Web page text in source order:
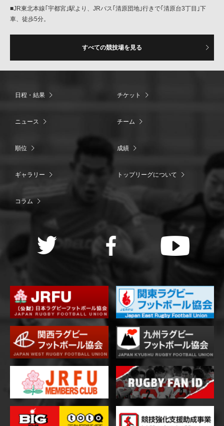
■JR東北本線｢宇都宮｣駅より、JRバス｢清原団地｣行きで｢清原台3丁目｣下
車、徒歩5分。
すべての競技場を見る
日程・結果 チケット
ニュース チーム
順位 成績
ギャラリー トップリーグについて
コラム